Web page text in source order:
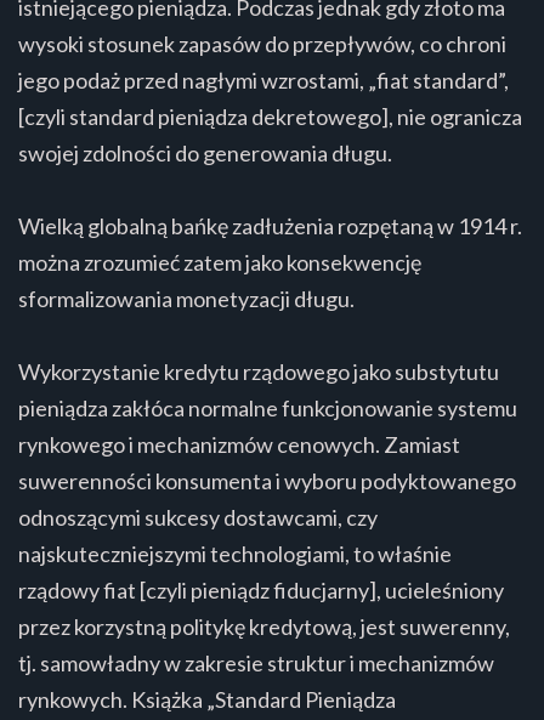
istniejącego pieniądza. Podczas jednak gdy złoto ma
wysoki stosunek zapasów do przepływów, co chroni
jego podaż przed nagłymi wzrostami, „fiat standard”,
[czyli standard pieniądza dekretowego], nie ogranicza
swojej zdolności do generowania długu.
Wielką globalną bańkę zadłużenia rozpętaną w 1914 r.
można zrozumieć zatem jako konsekwencję
sformalizowania monetyzacji długu.
Wykorzystanie kredytu rządowego jako substytutu
pieniądza zakłóca normalne funkcjonowanie systemu
rynkowego i mechanizmów cenowych. Zamiast
suwerenności konsumenta i wyboru podyktowanego
odnoszącymi sukcesy dostawcami, czy
najskuteczniejszymi technologiami, to właśnie
rządowy fiat [czyli pieniądz fiducjarny], ucieleśniony
przez korzystną politykę kredytową, jest suwerenny,
tj. samowładny w zakresie struktur i mechanizmów
rynkowych. Książka „Standard Pieniądza